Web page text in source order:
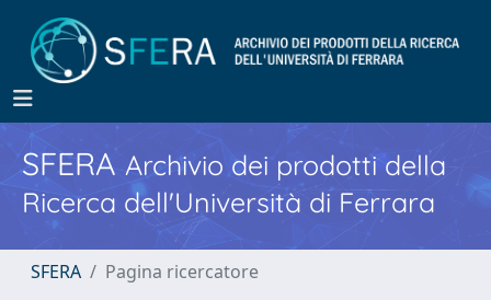
SFERA Archivio dei prodotti della
Ricerca dell'Università di Ferrara
SFERA Pagina ricercatore